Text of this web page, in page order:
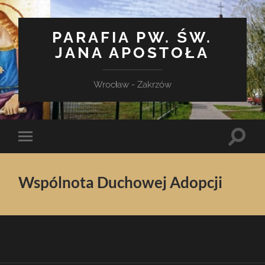
PARAFIA PW. ŚW.
JANA APOSTOŁA
Wrocław - Zakrzów
Toggle
mobile
Toggle
Wspólnota Duchowej Adopcji